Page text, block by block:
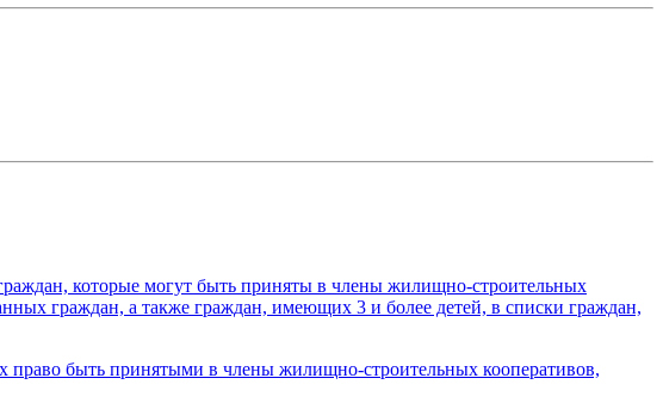
которые могут быть приняты в члены жилищно-строительных
граждан, а также граждан, имеющих 3 и более детей, в списки граждан,
быть принятыми в члены жилищно-строительных кооперативов,